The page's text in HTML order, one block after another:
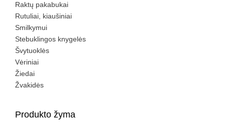
Raktų pakabukai
Rutuliai, kiaušiniai
Smilkymui
Stebuklingos knygelės
Švytuoklės
Vėriniai
Žiedai
Žvakidės
Produkto žyma